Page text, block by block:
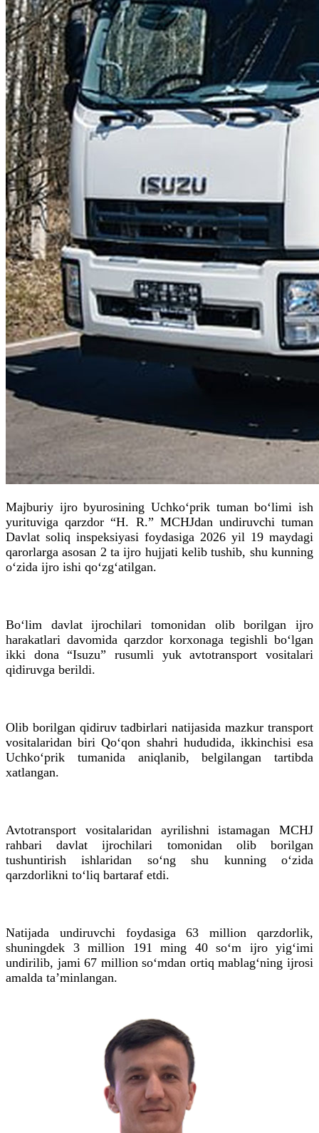
Majburiy ijro byurosining Uchko‘prik tuman bo‘limi ish
yurituviga qarzdor “H. R.” MCHJdan undiruvchi tuman
Davlat soliq inspeksiyasi foydasiga 2026 yil 19 maydagi
qarorlarga asosan 2 ta ijro hujjati kelib tushib, shu kunning
o‘zida ijro ishi qo‘zg‘atilgan.
Bo‘lim davlat ijrochilari tomonidan olib borilgan ijro
harakatlari davomida qarzdor korxonaga tegishli bo‘lgan
ikki dona “Isuzu” rusumli yuk avtotransport vositalari
qidiruvga berildi.
Olib borilgan qidiruv tadbirlari natijasida mazkur transport
vositalaridan biri Qo‘qon shahri hududida, ikkinchisi esa
Uchko‘prik tumanida aniqlanib, belgilangan tartibda
xatlangan.
Avtotransport vositalaridan ayrilishni istamagan MCHJ
rahbari davlat ijrochilari tomonidan olib borilgan
tushuntirish ishlaridan so‘ng shu kunning o‘zida
qarzdorlikni to‘liq bartaraf etdi.
Natijada undiruvchi foydasiga 63 million qarzdorlik,
shuningdek 3 million 191 ming 40 so‘m ijro yig‘imi
undirilib, jami 67 million so‘mdan ortiq mablag‘ning ijrosi
amalda taʼminlangan.